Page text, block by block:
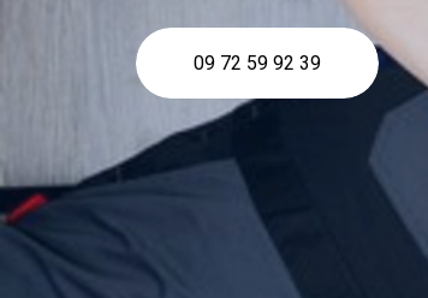
09 72 59 92 39